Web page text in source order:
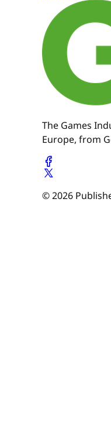
The Games
Europe, from
© 2026